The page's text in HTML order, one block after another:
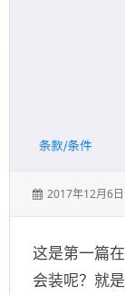
发
2017年12月6日
这是第一篇
会装呢？就